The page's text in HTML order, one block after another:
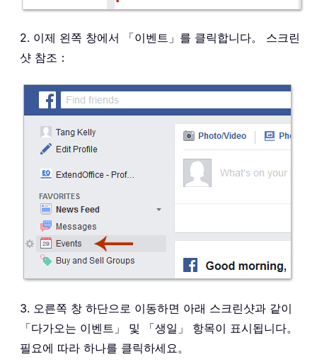
2. 이제 왼쪽 창에서 「이벤트」를 클릭합니다。 스크린
샷 참조：
3. 오른쪽 창 하단으로 이동하면 아래 스크린샷과 같이
「다가오는 이벤트」 및 「생일」 항목이 표시됩니다。
필요에 따라 하나를 클릭하세요。